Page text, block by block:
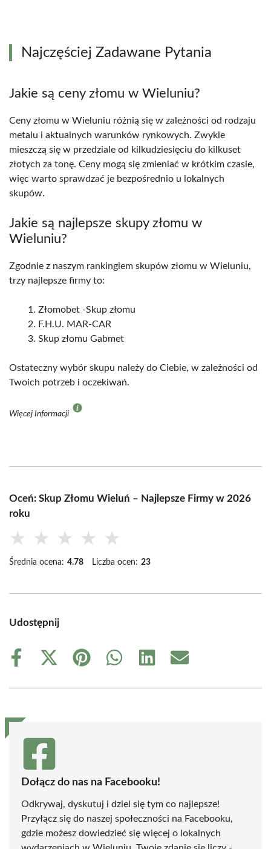
Najczęściej Zadawane Pytania
Jakie są ceny złomu w Wieluniu?
Ceny złomu w Wieluniu różnią się w zależności od rodzaju
metalu i aktualnych warunków rynkowych. Zwykle
mieszczą się w przedziale od kilkudziesięciu do kilkuset
złotych za tonę. Ceny mogą się zmieniać w krótkim czasie,
więc warto sprawdzać je bezpośrednio u lokalnych
skupów.
Jakie są najlepsze skupy złomu w
Wieluniu?
Zgodnie z naszym rankingiem skupów złomu w Wieluniu,
trzy najlepsze firmy to:
Złomobet -Skup złomu
F.H.U. MAR-CAR
Skup złomu Gabmet
Ostateczny wybór skupu należy do Ciebie, w zależności od
Twoich potrzeb i oczekiwań.
Więcej Informacji
Oceń: Skup Złomu Wieluń – Najlepsze Firmy w 2026
roku
★ ★ ★ ★ ★
Średnia ocena: 4.78 Liczba ocen: 23
Udostępnij
Share
Share
(Twitter)
Share
Share
Share
Share
Dołącz do nas na Facebooku!
Odkrywaj, dyskutuj i dziel się tym co najlepsze!
Przyłącz się do naszej społeczności na Facebooku,
gdzie możesz dowiedzieć się więcej o lokalnych